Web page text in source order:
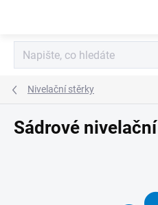
Nivelační stěrky
Sádrové